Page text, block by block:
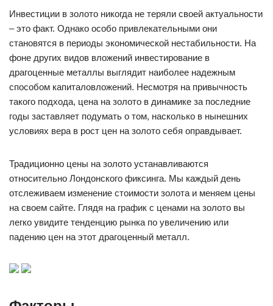
Инвестиции в золото никогда не теряли своей актуальности
– это факт. Однако особо привлекательными они
становятся в периоды экономической нестабильности. На
фоне других видов вложений инвестирование в
драгоценные металлы выглядит наиболее надежным
способом капиталовложений. Несмотря на привычность
такого подхода, цена на золото в динамике за последние
годы заставляет подумать о том, насколько в нынешних
условиях вера в рост цен на золото себя оправдывает.
Традиционно цены на золото устанавливаются
относительно Лондонского фиксинга. Мы каждый день
отслеживаем изменение стоимости золота и меняем цены
на своем сайте. Глядя на график с ценами на золото вы
легко увидите тенденцию рынка по увеличению или
падению цен на этот драгоценный металл.